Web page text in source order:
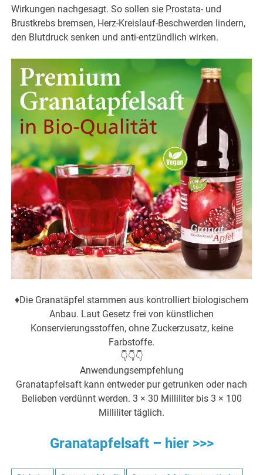
Wirkungen nachgesagt. So sollen sie Prostata- und
Brustkrebs bremsen, Herz-Kreislauf-Beschwerden lindern,
den Blutdruck senken und anti-entzündlich wirken.
♦️Die Granatäpfel stammen aus kontrolliert biologischem
Anbau. Laut Gesetz frei von künstlichen
Konservierungsstoffen, ohne Zuckerzusatz, keine
Farbstoffe.
👇👇👇
Anwendungsempfehlung
Granatapfelsaft kann entweder pur getrunken oder nach
Belieben verdünnt werden. 3 × 30 Milliliter bis 3 × 100
Milliliter täglich.
Granatapfelsaft – hier >>>